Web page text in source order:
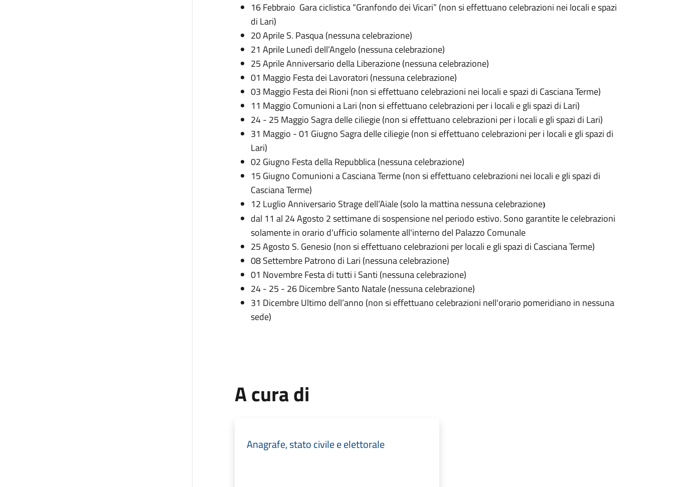
16 Febbraio Gara ciclistica “Granfondo dei Vicari” (non si effettuano celebrazioni nei locali e spazi
di Lari)
20 Aprile S. Pasqua (nessuna celebrazione)
21 Aprile Lunedì dell’Angelo (nessuna celebrazione)
25 Aprile Anniversario della Liberazione (nessuna celebrazione)
01 Maggio Festa dei Lavoratori (nessuna celebrazione)
03 Maggio Festa dei Rioni (non si effettuano celebrazioni nei locali e spazi di Casciana Terme)
11 Maggio Comunioni a Lari (non si effettuano celebrazioni per i locali e gli spazi di Lari)
24 - 25 Maggio Sagra delle ciliegie (non si effettuano celebrazioni per i locali e gli spazi di Lari)
31 Maggio - 01 Giugno Sagra delle ciliegie (non si effettuano celebrazioni per i locali e gli spazi di
Lari)
02 Giugno Festa della Repubblica (nessuna celebrazione)
15 Giugno Comunioni a Casciana Terme (non si effettuano celebrazioni nei locali e gli spazi di
Casciana Terme)
12 Luglio Anniversario Strage dell’Aiale (solo la mattina nessuna celebrazione)
dal 11 al 24 Agosto 2 settimane di sospensione nel periodo estivo. Sono garantite le celebrazioni
solamente in orario d'ufficio solamente all'interno del Palazzo Comunale
25 Agosto S. Genesio (non si effettuano celebrazioni per locali e gli spazi di Casciana Terme)
08 Settembre Patrono di Lari (nessuna celebrazione)
01 Novembre Festa di tutti i Santi (nessuna celebrazione)
24 - 25 - 26 Dicembre Santo Natale (nessuna celebrazione)
31 Dicembre Ultimo dell’anno (non si effettuano celebrazioni nell'orario pomeridiano in nessuna
sede)
A cura di
Anagrafe, stato civile e elettorale